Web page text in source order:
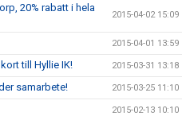
20% rabatt i hela
2015-04-02 15:09
2015-04-01 13:59
till Hyllie IK! 2015-03-31 13:18
samarbete! 2015-03-25 11:10
2015-02-13 10:10